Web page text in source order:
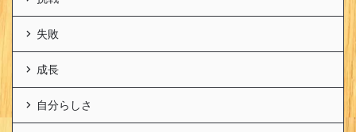
失敗
成長
自分らしさ